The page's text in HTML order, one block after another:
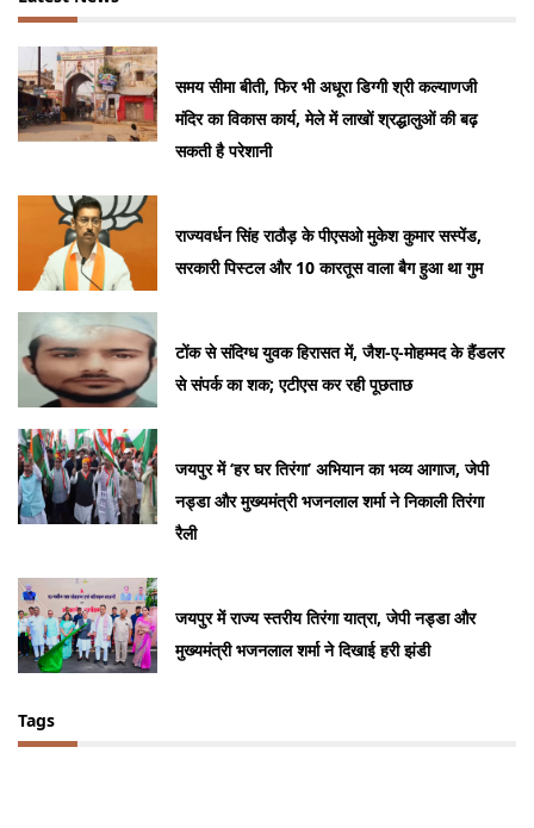
समय सीमा बीती, फिर भी अधूरा डिग्गी श्री कल्याणजी
मंदिर का विकास कार्य, मेले में लाखों श्रद्धालुओं की बढ़
सकती है परेशानी
राज्यवर्धन सिंह राठौड़ के पीएसओ मुकेश कुमार सस्पेंड,
सरकारी पिस्टल और 10 कारतूस वाला बैग हुआ था गुम
टोंक से संदिग्ध युवक हिरासत में, जैश-ए-मोहम्मद के हैंडलर
से संपर्क का शक; एटीएस कर रही पूछताछ
जयपुर में ‘हर घर तिरंगा’ अभियान का भव्य आगाज, जेपी
नड्डा और मुख्यमंत्री भजनलाल शर्मा ने निकाली तिरंगा
रैली
जयपुर में राज्य स्तरीय तिरंगा यात्रा, जेपी नड्डा और
मुख्यमंत्री भजनलाल शर्मा ने दिखाई हरी झंडी
Tags